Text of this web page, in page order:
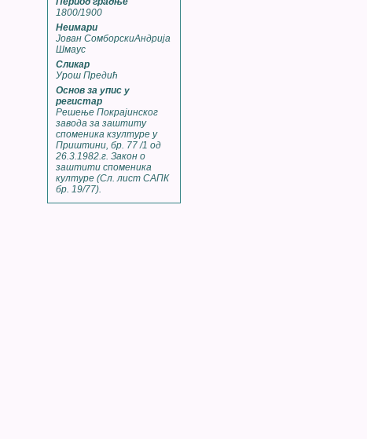
1800/1900
Неимари
Јован СомборскиАндрија
Шмаус
Сликар
Урош Предић
Основ за упис у
регистар
Решење Покрајинског
завода за заштиту
споменика кзултуре у
Приштини, бр. 77 /1 од
26.3.1982.г. Закон о
заштити споменика
културе (Сл. лист САПК
бр. 19/77).